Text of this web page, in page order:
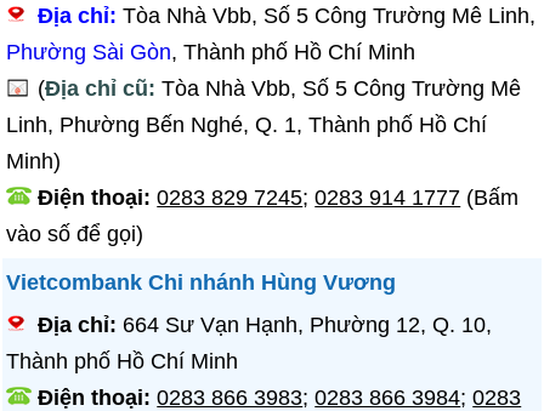
Địa chỉ:Tòa Nhà Vbb, Số 5 Công Trường Mê Linh,
Phường Sài Gòn, Thành phố Hồ Chí Minh
(Địa chỉ cũ:Tòa Nhà Vbb, Số 5 Công Trường Mê
Linh, Phường Bến Nghé, Q. 1, Thành phố Hồ Chí
Minh)
Điện thoại:0283 829 7245;0283 914 1777 (Bấm
vào số để gọi)
Vietcombank Chi nhánh Hùng Vương
Địa chỉ: 664 Sư Vạn Hạnh, Phường 12, Q. 10,
Thành phố Hồ Chí Minh
Điện thoại:0283 866 3983;0283 866 3984;0283